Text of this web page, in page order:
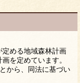
める地域森林計画
を定めています。
から、同法に基づい